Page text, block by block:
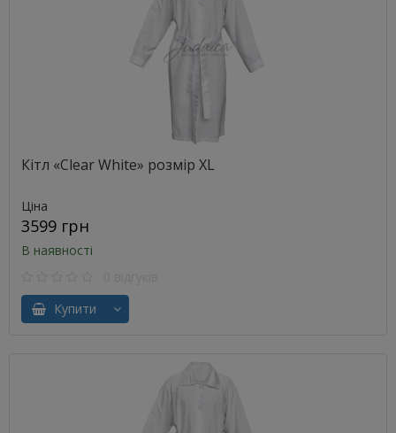
Кітл «Clear White» розмір XL
Ціна
3599 грн
В наявності
Купити